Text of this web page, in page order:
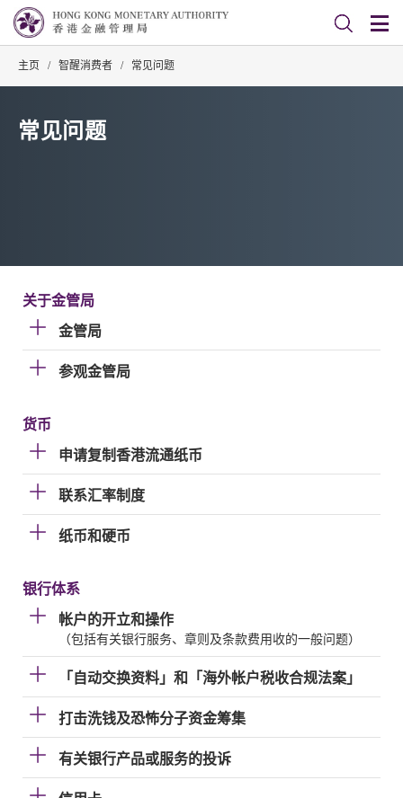
主页 / 智醒消费者 / 常见问题
常见问题
关于金管局
金管局
参观金管局
货币
申请复制香港流通纸币
联系汇率制度
纸币和硬币
银行体系
帐户的开立和操作
（包括有关银行服务、章则及条款费用收的一般问题）
「自动交换资料」和「海外帐户税收合规法案」
打击洗钱及恐怖分子资金筹集
有关银行产品或服务的投诉